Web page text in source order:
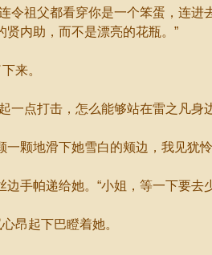
祖父都看穿你是一个笨蛋，连进
内助，而不是漂亮的花瓶。”
来。
点打击，怎么能够站在雷之凡身
颗地滑下她雪白的颊边，我见犹怜
帕递给她。“小姐，等一下要去
昂起下巴瞪着她。